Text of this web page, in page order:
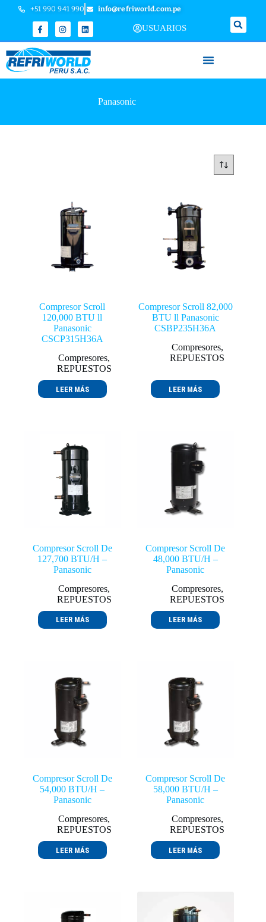
+51 990 941 990 info@refriworld.com.pe
USUARIOS
Panasonic
Compresor Scroll
120,000 BTU ll
Panasonic
CSCP315H36A
Compresores,
REPUESTOS
LEER MÁS
Compresor Scroll 82,000
BTU ll Panasonic
CSBP235H36A
Compresores,
REPUESTOS
LEER MÁS
Compresor Scroll De
127,700 BTU/H –
Panasonic
Compresores,
REPUESTOS
LEER MÁS
Compresor Scroll De
48,000 BTU/H –
Panasonic
Compresores,
REPUESTOS
LEER MÁS
Compresor Scroll De
54,000 BTU/H –
Panasonic
Compresores,
REPUESTOS
LEER MÁS
Compresor Scroll De
58,000 BTU/H –
Panasonic
Compresores,
REPUESTOS
LEER MÁS